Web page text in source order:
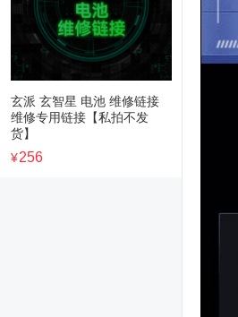
玄派 玄智星 电池 维修链接
维修专用链接【私拍不发
货】
¥256